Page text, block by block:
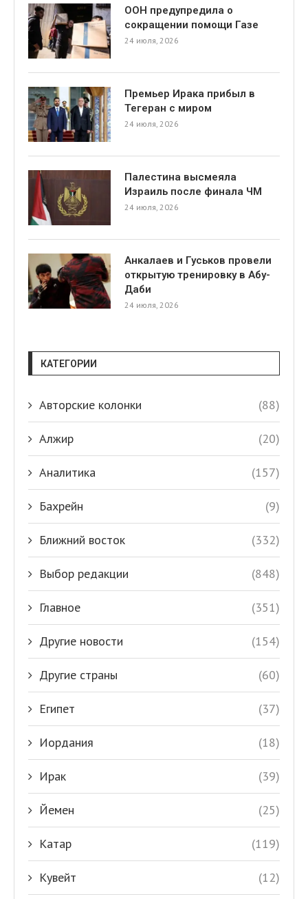
ООН предупредила о
сокращении помощи Газе
24 июля, 2026
Премьер Ирака прибыл в
Тегеран с миром
24 июля, 2026
Палестина высмеяла
Израиль после финала ЧМ
24 июля, 2026
Анкалаев и Гуськов провели
открытую тренировку в Абу-
Даби
24 июля, 2026
КАТЕГОРИИ
Авторские колонки (88)
Алжир (20)
Аналитика (157)
Бахрейн (9)
Ближний восток (332)
Выбор редакции (848)
Главное (351)
Другие новости (154)
Другие страны (60)
Египет (37)
Иордания (18)
Ирак (39)
Йемен (25)
Катар (119)
Кувейт (12)